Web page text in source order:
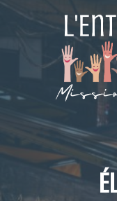
Aller